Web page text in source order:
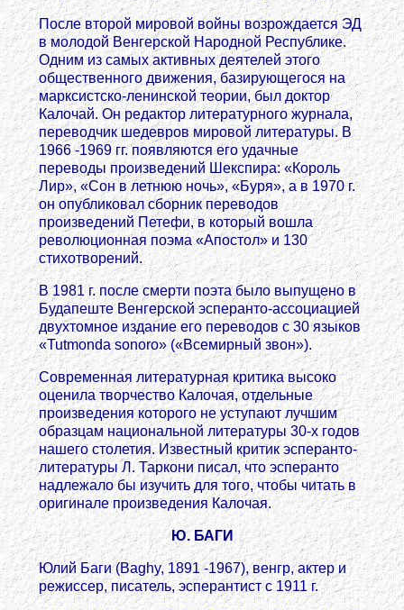
После второй мировой войны возрождается ЭД
в молодой Венгерской Народной Республике.
Одним из самых активных деятелей этого
общественного движения, базирующегося на
марксистско-ленинской теории, был доктор
Калочай. Он редактор литературного журнала,
переводчик шедевров мировой литературы. В
1966 -1969 гг. появляются его удачные
переводы произведений Шекспира: «Король
Лир», «Сон в летнюю ночь», «Буря», а в 1970 г.
он опубликовал сборник переводов
произведений Петефи, в который вошла
революционная поэма «Апостол» и 130
стихотворений.
В 1981 г. после смерти поэта было выпущено в
Будапеште Венгерской эсперанто-ассоциацией
двухтомное издание его переводов с 30 языков
«Tutmonda sonoro» («Всемирный звон»).
Современная литературная критика высоко
оценила творчество Калочая, отдельные
произведения которого не уступают лучшим
образцам национальной литературы 30-х годов
нашего столетия. Известный критик эсперанто-
литературы Л. Таркони писал, что эсперанто
надлежало бы изучить для того, чтобы читать в
оригинале произведения Калочая.
Ю. БАГИ
Юлий Баги (Baghy, 1891 -1967), венгр, актер и
режиссер, писатель, эсперантист с 1911 г.